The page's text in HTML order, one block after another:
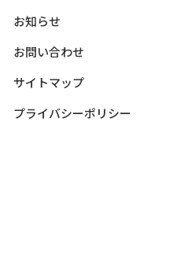
お知らせ
お問い合わせ
サイトマップ
プライバシーポリシー